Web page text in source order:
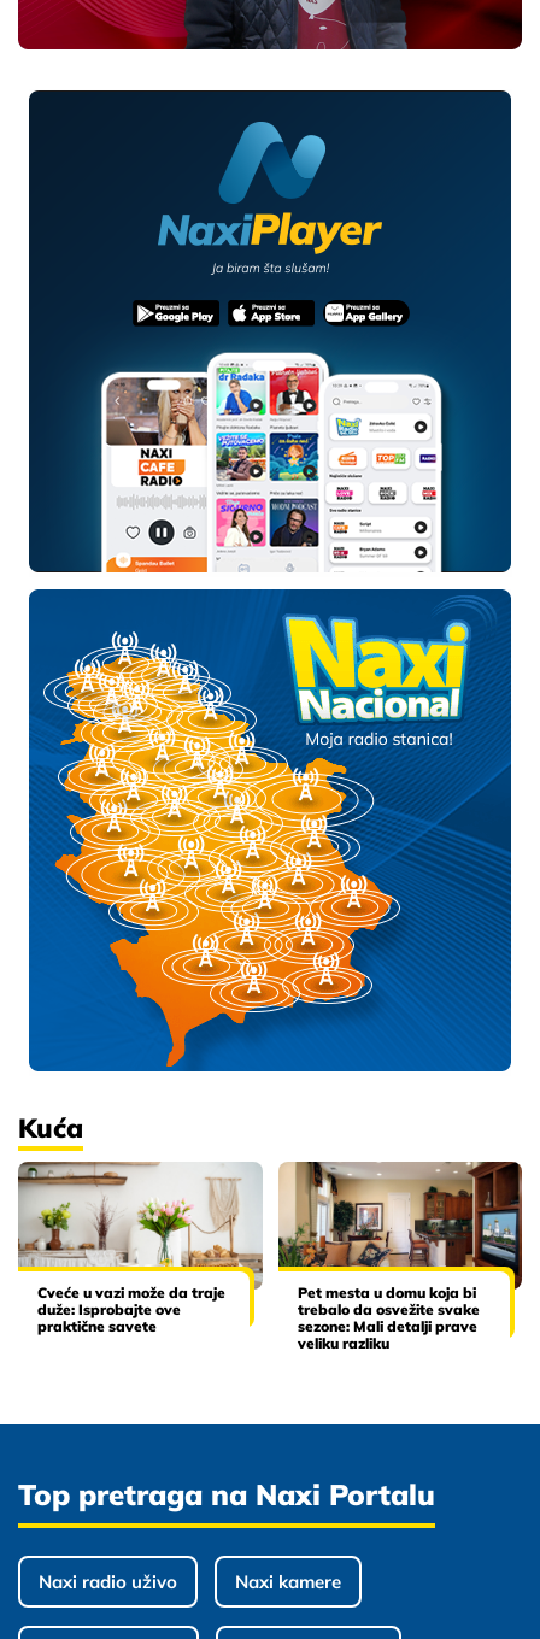
Kuća
Cveće u vazi može da traje
duže: Isprobajte ove
praktične savete
Pet mesta u domu koja bi
trebalo da osvežite svake
sezone: Mali detalji prave
veliku razliku
Top pretraga na Naxi Portalu
Naxi radio uživo Naxi kamere